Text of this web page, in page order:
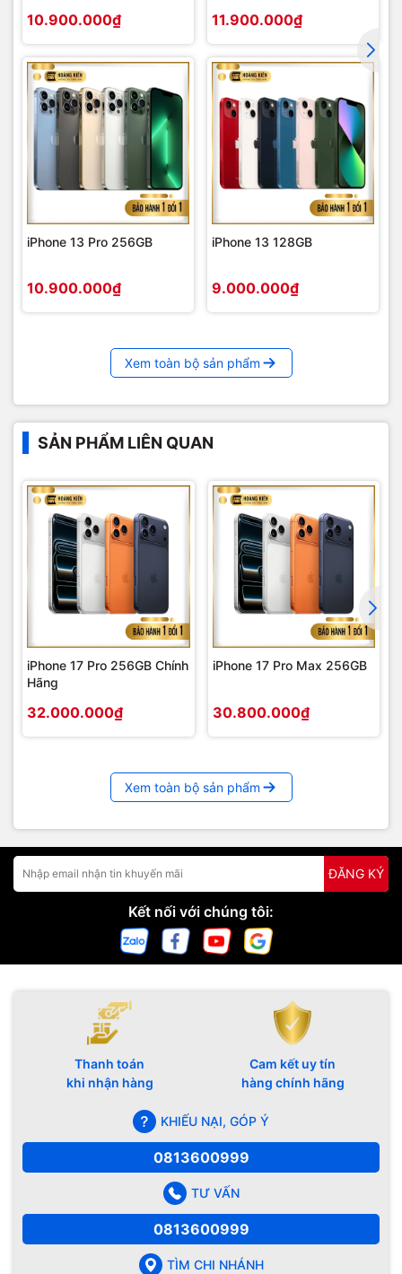
10.900.000₫ 11.900.000₫
iPhone 13 Pro 256GB
10.900.000₫
iPhone 13 128GB
9.000.000₫
Xem toàn bộ sản phẩm
SẢN PHẨM LIÊN QUAN
iPhone 17 Pro 256GB Chính
Hãng
32.000.000₫
iPhone 17 Pro Max 256GB
30.800.000₫
Xem toàn bộ sản phẩm
ĐĂNG KÝ
Kết nối với chúng tôi:
Thanh toán
khi nhận hàng
Cam kết uy tín
hàng chính hãng
KHIẾU NẠI, GÓP Ý
0813600999
TƯ VẤN
0813600999
TÌM CHI NHÁNH